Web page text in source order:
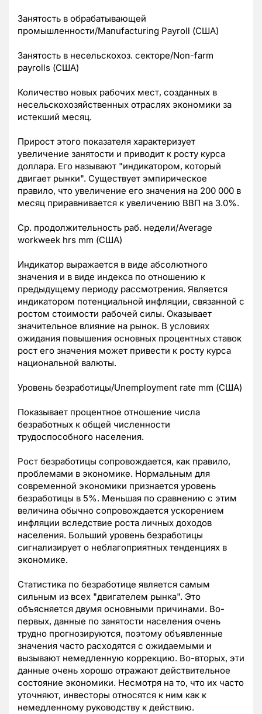
Занятость в обрабатывающей
промышленности/Manufacturing Payroll (США)
Занятость в несельскохоз. секторе/Non-farm
payrolls (США)
Количество новых рабочих мест, созданных в
несельскохозяйственных отраслях экономики за
истекший месяц.
Прирост этого показателя характеризует
увеличение занятости и приводит к росту курса
доллара. Его называют "индикатором, который
двигает рынки". Существует эмпирическое
правило, что увеличение его значения на 200 000 в
месяц приравнивается к увеличению ВВП на 3.0%.
Ср. продолжительность раб. недели/Average
workweek hrs mm (США)
Индикатор выражается в виде абсолютного
значения и в виде индекса по отношению к
предыдущему периоду рассмотрения. Является
индикатором потенциальной инфляции, связанной с
ростом стоимости рабочей силы. Оказывает
значительное влияние на рынок. В условиях
ожидания повышения основных процентных ставок
рост его значения может привести к росту курса
национальной валюты.
Уровень безработицы/Unemployment rate mm (США)
Показывает процентное отношение числа
безработных к общей численности
трудоспособного населения.
Рост безработицы сопровождается, как правило,
проблемами в экономике. Нормальным для
современной экономики признается уровень
безработицы в 5%. Меньшая по сравнению с этим
величина обычно сопровождается ускорением
инфляции вследствие роста личных доходов
населения. Больший уровень безработицы
сигнализирует о неблагоприятных тенденциях в
экономике.
Статистика по безработице является самым
сильным из всех "двигателем рынка". Это
объясняется двумя основными причинами. Во-
первых, данные по занятости населения очень
трудно прогнозируются, поэтому объявленные
значения часто расходятся с ожидаемыми и
вызывают немедленную коррекцию. Во-вторых, эти
данные очень хорошо отражают действительное
состояние экономики. Несмотря на то, что их часто
уточняют, инвесторы относятся к ним как к
немедленному руководству к действию.